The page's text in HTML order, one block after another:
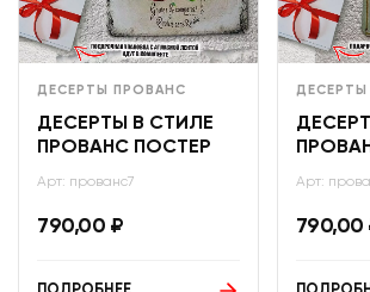
ДЕСЕРТЫ ПРОВАНС
ДЕСЕРТЫ В СТИЛЕ
ПРОВАНС ПОСТЕР
Арт: прованс7
790,00 ₽
Арт:
790,00